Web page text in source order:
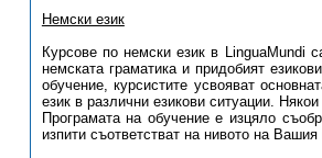
Немски език
Курсове по немски език в LinguaMundi
немската граматика и придобият
обучение, курсистите усвояват
език в различни езикови ситуации.
Програмата на обучение е изцяло
изпити съответстват на нивото на Вашия